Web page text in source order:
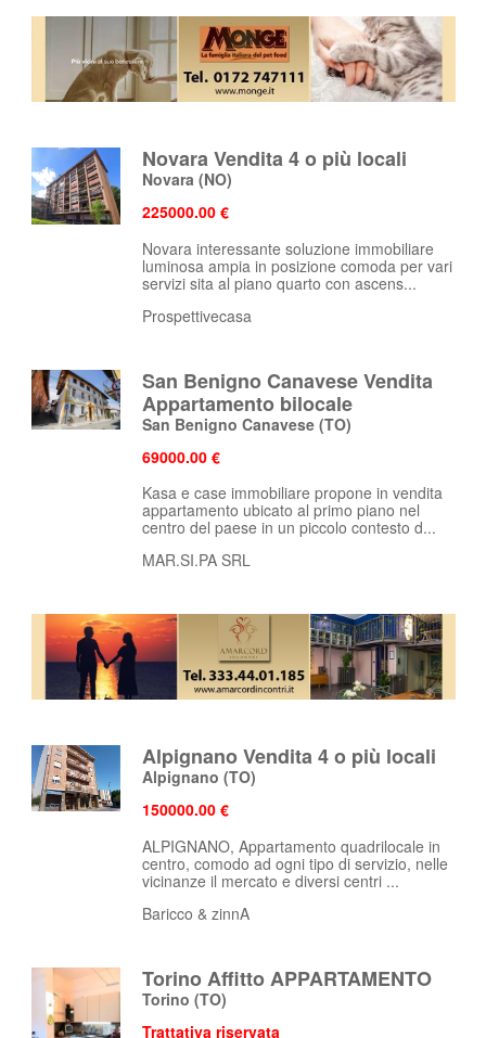
Novara Vendita 4 o più locali
Novara (NO)
225000.00 €
Novara interessante soluzione immobiliare
luminosa ampia in posizione comoda per vari
servizi sita al piano quarto con ascens...
Prospettivecasa
San Benigno Canavese Vendita
Appartamento bilocale
San Benigno Canavese (TO)
69000.00 €
Kasa e case immobiliare propone in vendita
appartamento ubicato al primo piano nel
centro del paese in un piccolo contesto d...
MAR.SI.PA SRL
Alpignano Vendita 4 o più locali
Alpignano (TO)
150000.00 €
ALPIGNANO, Appartamento quadrilocale in
centro, comodo ad ogni tipo di servizio, nelle
vicinanze il mercato e diversi centri ...
Baricco & zinnA
Torino Affitto APPARTAMENTO
Torino (TO)
Trattativa riservata